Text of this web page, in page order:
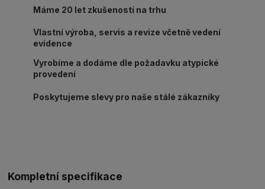
Máme 20 let zkušeností na trhu
Vlastní výroba, servis a revize včetně vedení
evidence
Vyrobíme a dodáme dle požadavku atypické
provedení
Poskytujeme slevy pro naše stálé zákazníky
Kompletní specifikace